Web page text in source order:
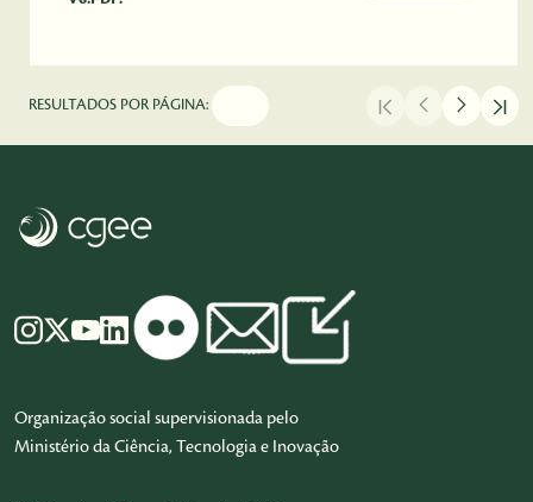
RESULTADOS POR PÁGINA:
Organização social supervisionada pelo
Ministério da Ciência, Tecnologia e Inovação